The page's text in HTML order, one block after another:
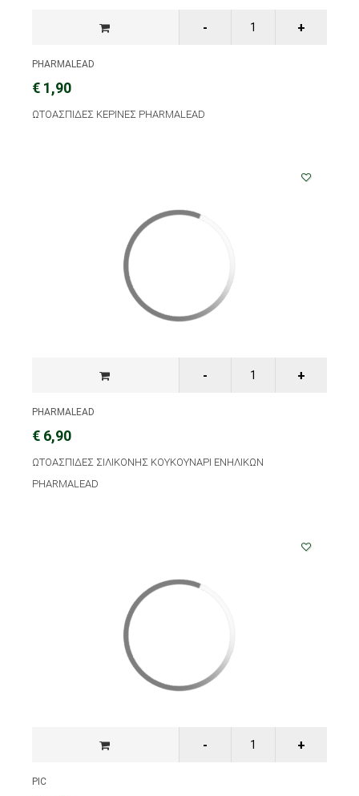
PHARMALEAD
€ 1,90
ΩΤΟΑΣΠΙΔΕΣ ΚΕΡΙΝΕΣ PHARMALEAD
PHARMALEAD
€ 6,90
ΩΤΟΑΣΠΙΔΕΣ ΣΙΛΙΚΟΝΗΣ ΚΟΥΚΟΥΝΑΡΙ ΕΝΗΛΙΚΩΝ
PHARMALEAD
PIC